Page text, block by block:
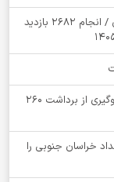
خراسان جنوبی رتبه اول کشور در پذیرش توبه متهمان / انجام ۲۶۸۲ بازدید
انسداد ۳۴ حلقه چاه غیرمجاز در خراسان جنوبی؛ جلوگیری از برداشت ۲۶۰
کمیته امداد خراسان جنوبی را